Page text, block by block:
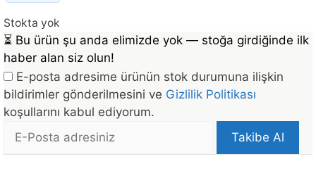
Stokta yok
⏳ Bu ürün şu anda elimizde yok — stoğa girdiğinde ilk
haber alan siz olun!
E-posta adresime ürünün stok durumuna ilişkin
bildirimler gönderilmesini ve Gizlilik Politikası
koşullarını kabul ediyorum.
posta
Takibe Al